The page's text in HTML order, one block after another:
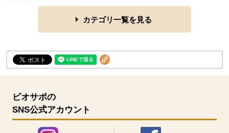
カテゴリ一覧を見る
ビオサポの
SNS公式アカウント